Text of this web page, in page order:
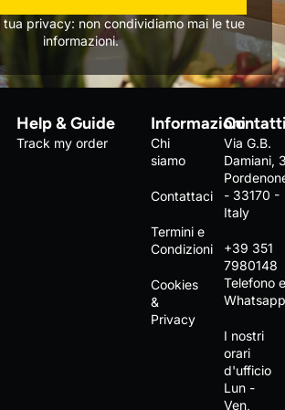
tua privacy: non condividiamo mai le tue
informazioni.
Help & Guide
Track my order
Informazioni
Chi
siamo
Contattaci
Termini e
Condizioni
Cookies
&
Privacy
Via G.B.
Damiani,
- 33170 -
Italy
+39 351
7980148
Telefono
I nostri
orari
d'ufficio
Lun -
Ven,